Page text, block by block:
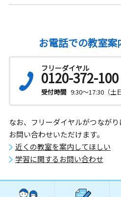
お電話での教室案
フリーダイヤル
0120-372-100
受付時間 9:30～17:30（土
なお、フリーダイヤルがつなが
お問い合わせいただけます。
近くの教室を案内してほしい
学習に関するお問い合わせ